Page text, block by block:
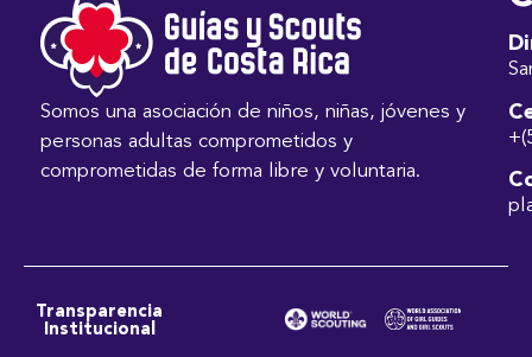
Somos una asociación de niños, niñas, jóvenes y
personas adultas comprometidos y
comprometidas de forma libre y voluntaria.
Transparencia
Institucional